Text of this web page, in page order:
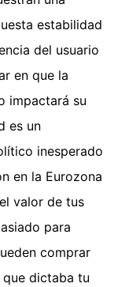
estabilidad
del usuario
en que la
impactará su
es un
inesperado
en la Eurozona
valor de tus
para
comprar
dictaba tu